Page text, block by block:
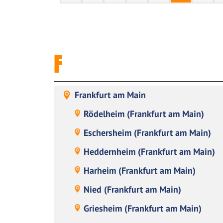
F
Frankfurt am Main
Rödelheim (Frankfurt am Main)
Eschersheim (Frankfurt am Main)
Heddernheim (Frankfurt am Main)
Harheim (Frankfurt am Main)
Nied (Frankfurt am Main)
Griesheim (Frankfurt am Main)